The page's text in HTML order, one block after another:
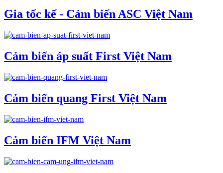
Gia tốc kế - Cảm biến ASC Việt Nam
Cảm biến áp suất First Việt Nam
Cảm biến quang First Việt Nam
Cảm biến IFM Việt Nam